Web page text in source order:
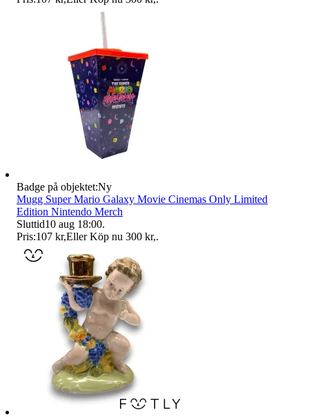
Badge på objektet:Ny
Mugg Super Mario Galaxy Movie Cinemas Only Limited
Edition Nintendo Merch
Sluttid10 aug 18:00.
Pris:107 kr,Eller Köp nu 300 kr,.